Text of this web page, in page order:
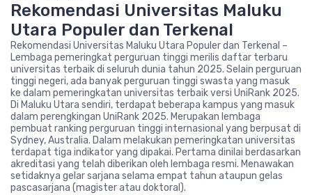
Rekomendasi Universitas Maluku
Utara Populer dan Terkenal
Rekomendasi Universitas Maluku Utara Populer dan Terkenal –
Lembaga pemeringkat perguruan tinggi merilis daftar terbaru
universitas terbaik di seluruh dunia tahun 2025. Selain perguruan
tinggi negeri, ada banyak perguruan tinggi swasta yang masuk
ke dalam pemeringkatan universitas terbaik versi UniRank 2025.
Di Maluku Utara sendiri, terdapat beberapa kampus yang masuk
dalam perengkingan UniRank 2025. Merupakan lembaga
pembuat ranking perguruan tinggi internasional yang berpusat di
Sydney, Australia. Dalam melakukan pemeringkatan universitas
terdapat tiga indikator yang dipakai. Pertama dinilai berdasarkan
akreditasi yang telah diberikan oleh lembaga resmi. Menawakan
setidaknya gelar sarjana selama empat tahun ataupun gelas
pascasarjana (magister atau doktoral).